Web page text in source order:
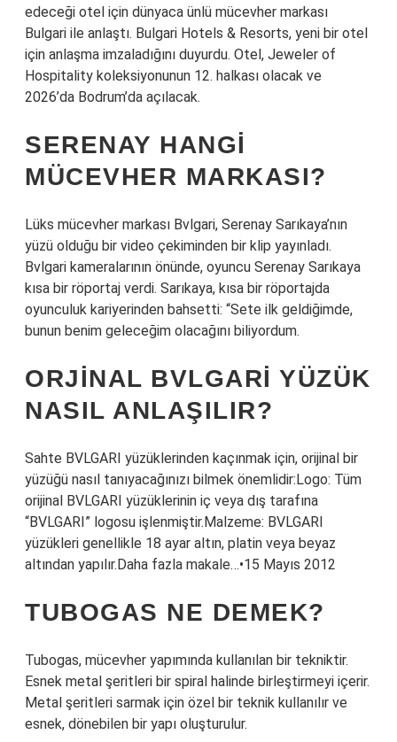
edeceği otel için dünyaca ünlü mücevher markası
Bulgari ile anlaştı. Bulgari Hotels & Resorts, yeni bir otel
için anlaşma imzaladığını duyurdu. Otel, Jeweler of
Hospitality koleksiyonunun 12. halkası olacak ve
2026’da Bodrum’da açılacak.
SERENAY HANGI
MÜCEVHER MARKASI?
Lüks mücevher markası Bvlgari, Serenay Sarıkaya’nın
yüzü olduğu bir video çekiminden bir klip yayınladı.
Bvlgari kameralarının önünde, oyuncu Serenay Sarıkaya
kısa bir röportaj verdi. Sarıkaya, kısa bir röportajda
oyunculuk kariyerinden bahsetti: “Sete ilk geldiğimde,
bunun benim geleceğim olacağını biliyordum.
ORJINAL BVLGARI YÜZÜK
NASIL ANLAŞILIR?
Sahte BVLGARI yüzüklerinden kaçınmak için, orijinal bir
yüzüğü nasıl tanıyacağınızı bilmek önemlidir:Logo: Tüm
orijinal BVLGARI yüzüklerinin iç veya dış tarafına
“BVLGARI” logosu işlenmiştir.Malzeme: BVLGARI
yüzükleri genellikle 18 ayar altın, platin veya beyaz
altından yapılır.Daha fazla makale…•15 Mayıs 2012
TUBOGAS NE DEMEK?
Tubogas, mücevher yapımında kullanılan bir tekniktir.
Esnek metal şeritleri bir spiral halinde birleştirmeyi içerir.
Metal şeritleri sarmak için özel bir teknik kullanılır ve
esnek, dönebilen bir yapı oluşturulur.